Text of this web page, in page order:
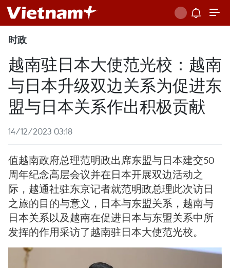
时政
越南驻日本大使范光校：越南
与日本升级双边关系为促进东
盟与日本关系作出积极贡献
14/12/2023 03:18
值越南政府总理范明政出席东盟与日本建交50
周年纪念高层会议并在日本开展双边活动之
际，越通社驻东京记者就范明政总理此次访日
之旅的目的与意义，日本与东盟关系，越南与
日本关系以及越南在促进日本与东盟关系中所
发挥的作用采访了越南驻日本大使范光校。